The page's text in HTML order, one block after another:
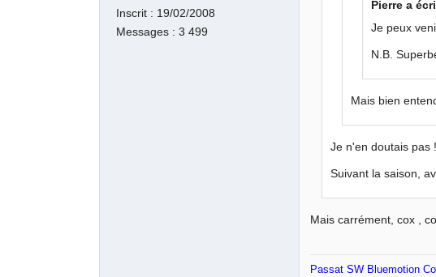
Inscrit : 19/02/2008
Messages :3 499
Pierre a
Je peux
N.B.
Mais bien
Je n'en doutais
Suivant la saison,
Mais carrément, cox ,
Passat SW Bluemotion